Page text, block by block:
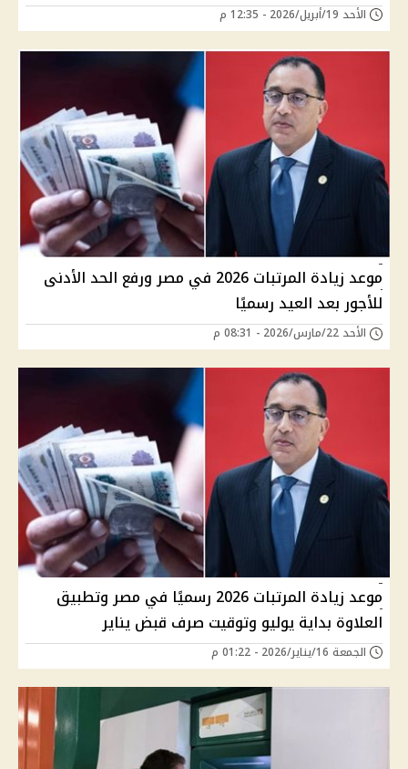
الأحد 19/أبريل/2026 - 12:35 م
موعد زيادة المرتبات 2026 في مصر ورفع الحد الأدنى
للأجور بعد العيد رسميًا
الأحد 22/مارس/2026 - 08:31 م
موعد زيادة المرتبات 2026 رسميًا في مصر وتطبيق
العلاوة بداية يوليو وتوقيت صرف قبض يناير
الجمعة 16/يناير/2026 - 01:22 م